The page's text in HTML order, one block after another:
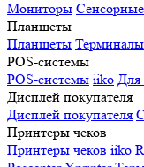
Мониторы Сенсорные
Планшеты
Планшеты
POS-системы
POS-системы iiko Для
Дисплей покупателя
Дисплей покупателя
Принтеры чеков
Принтеры чеков iiko